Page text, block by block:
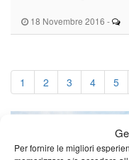
Per fornire le migliori
18 Novembre 2016 -
1 2 3 4 5